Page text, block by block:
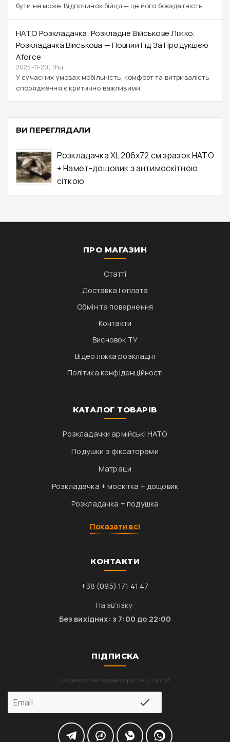
бути не може. Відпочинок бійця — це його боєздатність.
НАТО Розкладачка, Розкладне Військове Ліжко,
Розкладачка Військова — Повний Гід За Продукцією
Aforce
2025-11-20, Thu
У сучасних умовах мобільність, комфорт та витривалість
спорядження є критично важливими.
ВИ ПЕРЕГЛЯДАЛИ
Розкладачка XL 206х72 см зразок НАТО
+ Намет-дощовик з антимоскітною
сіткою
ПРО МАГАЗИН
Статті
Доставка і оплата
Обмін та повернення
Контакти
Висновок ТУ
Відео ліжка розкладні
Політика конфіденційності
КАТАЛОГ ТОВАРІВ
Розкладачки армійські НАТО
Подушки з фіксаторами
Матраци
Розкладачка + москітка + дощовик
Розкладачка + подушка
Показати всі
КОНТАКТИ
+38 (095) 171 41 47
На зв'язку:
Без вихідних: з 7:00 до 22:00
ПІДПИСКА
Отримуйте лише корисні статті!